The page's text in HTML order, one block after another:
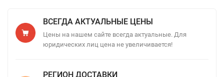
ВСЕГДА АКТУАЛЬНЫЕ ЦЕНЫ
Цены на нашем сайте всегда актуальные. Для
юридических лиц цена не увеличивается!
РЕГИОН ДОСТАВКИ